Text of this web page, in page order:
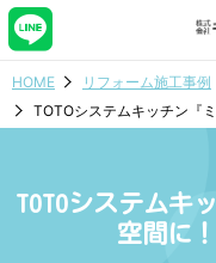
HOME リフォーム施工事例
TOTOシステムキッチン『
TOTOシステムキ
空間に